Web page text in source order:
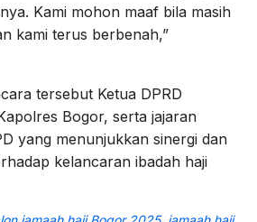
Kami mohon maaf bila masih
kami terus berbenah,”
tersebut Ketua DPRD
Bogor, serta jajaran
yang menunjukkan sinergi dan
kelancaran ibadah haji